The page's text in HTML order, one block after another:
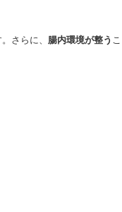
さらに、 腸内環境が整う こ